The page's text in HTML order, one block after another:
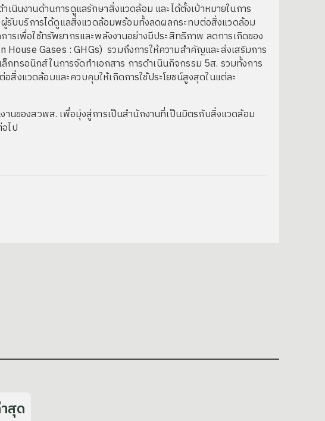
งานด้านการดูแลรักษาสิ่งแวดล้อม และได้ตั้งเป้าหมายในการ
รับบริการได้ดูแลสิ่งแวดล้อมพร้อมทั้งลดผลกระทบต่อสิ่งแวดล้อม
รเพื่อใช้ทรัพยากรและพลังงานอย่างมีประสิทธิภาพ ลดการเกิดของ
House Gases : GHGs) รวมถึงการให้ความสำคัญและส่งเสริมการ
ทรอนิกส์ในการจัดทำเอกสาร การดำเนินกิจกรรม 5ส. รวมทั้งการ
งแวดล้อมและควบคุมให้เกิดการใช้ประโยชน์สูงสุดในแต่ละ
นของสวพส. เพื่อมุ่งสู่การเป็นสำนักงานที่เป็นมิตรกับสิ่งแวดล้อม
ไป
สุด